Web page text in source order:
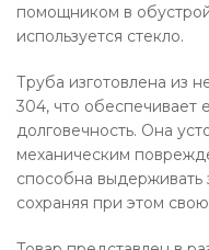
помощником в
используется стекло.
Труба изготовлена из
304, что обеспечивает
долговечность. Она
механическим
способна выдерживать
сохраняя при этом